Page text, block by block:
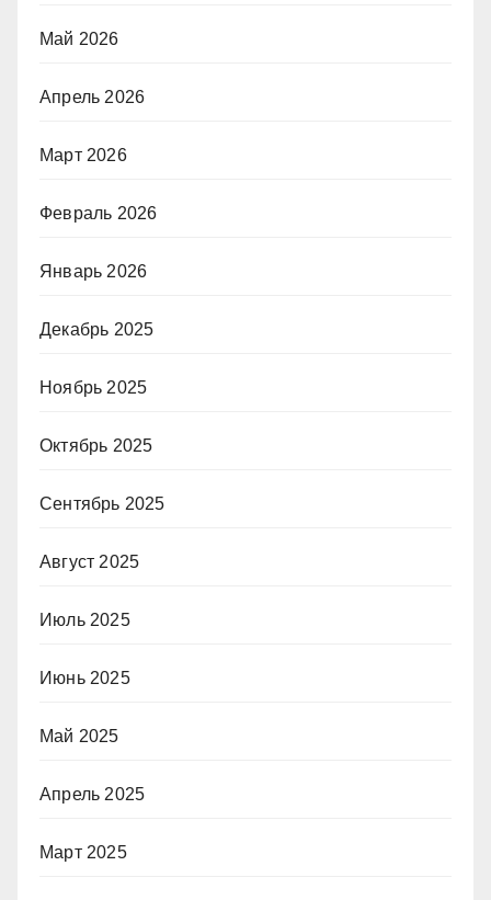
Май 2026
Апрель 2026
Март 2026
Февраль 2026
Январь 2026
Декабрь 2025
Ноябрь 2025
Октябрь 2025
Сентябрь 2025
Август 2025
Июль 2025
Июнь 2025
Май 2025
Апрель 2025
Март 2025